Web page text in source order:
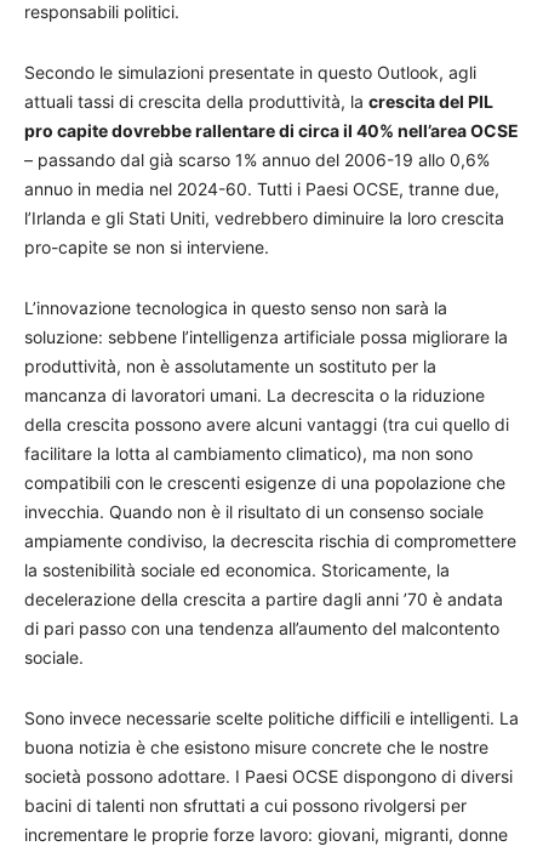
responsabili politici.
Secondo le simulazioni presentate in questo Outlook, agli
attuali tassi di crescita della produttività, la crescita del PIL
pro capite dovrebbe rallentare di circa il 40% nell’area OCSE
– passando dal già scarso 1% annuo del 2006-19 allo 0,6%
annuo in media nel 2024-60. Tutti i Paesi OCSE, tranne due,
l’Irlanda e gli Stati Uniti, vedrebbero diminuire la loro crescita
pro-capite se non si interviene.
L’innovazione tecnologica in questo senso non sarà la
soluzione: sebbene l’intelligenza artificiale possa migliorare la
produttività, non è assolutamente un sostituto per la
mancanza di lavoratori umani. La decrescita o la riduzione
della crescita possono avere alcuni vantaggi (tra cui quello di
facilitare la lotta al cambiamento climatico), ma non sono
compatibili con le crescenti esigenze di una popolazione che
invecchia. Quando non è il risultato di un consenso sociale
ampiamente condiviso, la decrescita rischia di compromettere
la sostenibilità sociale ed economica. Storicamente, la
decelerazione della crescita a partire dagli anni ’70 è andata
di pari passo con una tendenza all’aumento del malcontento
sociale.
Sono invece necessarie scelte politiche difficili e intelligenti. La
buona notizia è che esistono misure concrete che le nostre
società possono adottare. I Paesi OCSE dispongono di diversi
bacini di talenti non sfruttati a cui possono rivolgersi per
incrementare le proprie forze lavoro: giovani, migranti, donne